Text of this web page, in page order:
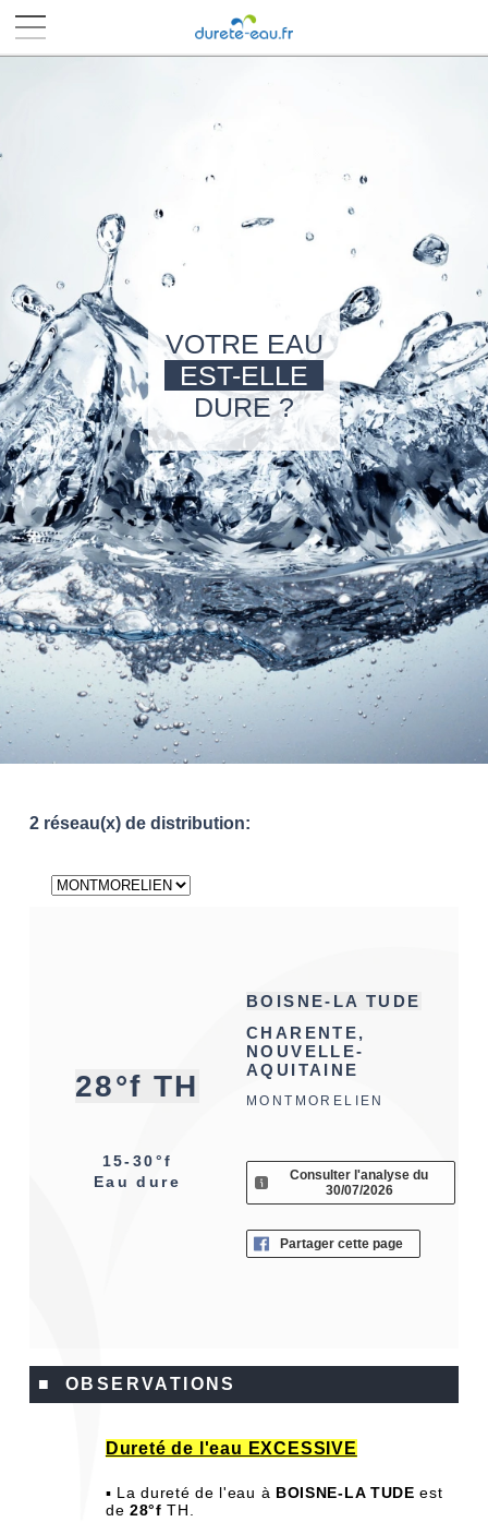
VOTRE EAU
EST-ELLE
DURE ?
2 réseau(x) de distribution:
28°f TH
15-30°f
Eau dure
BOISNE-LA TUDE
CHARENTE,
NOUVELLE-
AQUITAINE
MONTMORELIEN
Consulter l'analyse du
30/07/2026
Partager cette page
■ OBSERVATIONS
Dureté de l'eau EXCESSIVE
▪ La dureté de l'eau à BOISNE-LA TUDE est
de 28°f TH.